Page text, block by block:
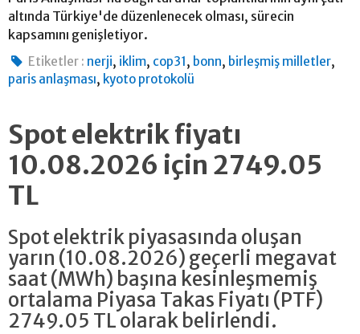
altında Türkiye'de düzenlenecek olması, sürecin
kapsamını genişletiyor.
Etiketler : nerji, iklim, cop31, bonn, birleşmiş milletler,
paris anlaşması, kyoto protokolü
Spot elektrik fiyatı
10.08.2026 için 2749.05
TL
Spot elektrik piyasasında oluşan
yarın (10.08.2026) geçerli megavat
saat (MWh) başına kesinleşmemiş
ortalama Piyasa Takas Fiyatı (PTF)
2749.05 TL olarak belirlendi.